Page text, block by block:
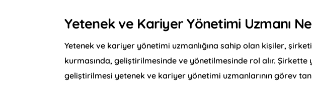
Yetenek ve Kariyer Yönetimi Uzmanı
Yetenek ve kariyer yönetimi uzmanlığına sahip olan kişiler,
kurmasında, geliştirilmesinde ve yönetilmesinde rol alır. Şirkette
geliştirilmesi yetenek ve kariyer yönetimi uzmanlarının görev